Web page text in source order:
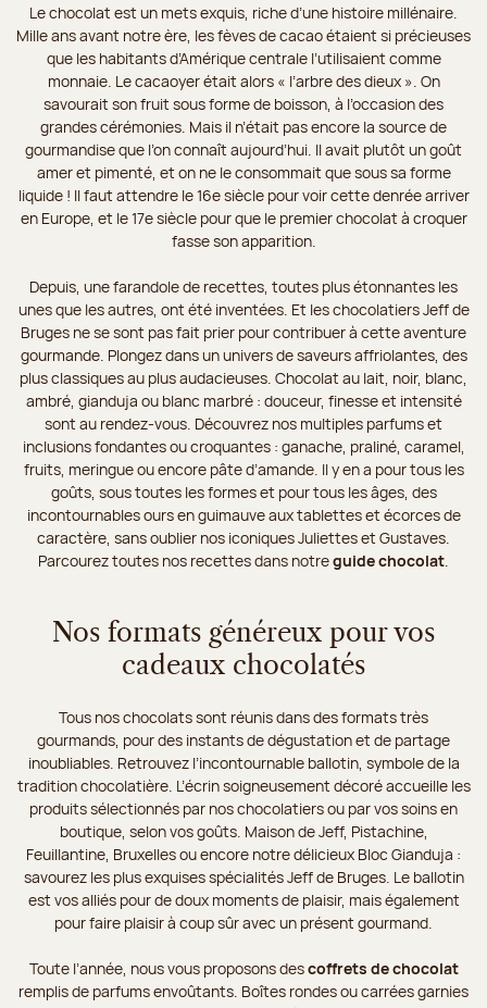
Le chocolat est un mets exquis, riche d’une histoire millénaire.
Mille ans avant notre ère, les fèves de cacao étaient si précieuses
que les habitants d’Amérique centrale l’utilisaient comme
monnaie. Le cacaoyer était alors « l’arbre des dieux ». On
savourait son fruit sous forme de boisson, à l’occasion des
grandes cérémonies. Mais il n’était pas encore la source de
gourmandise que l’on connaît aujourd’hui. Il avait plutôt un goût
amer et pimenté, et on ne le consommait que sous sa forme
liquide ! Il faut attendre le 16e siècle pour voir cette denrée arriver
en Europe, et le 17e siècle pour que le premier chocolat à croquer
fasse son apparition.
Depuis, une farandole de recettes, toutes plus étonnantes les
unes que les autres, ont été inventées. Et les chocolatiers Jeff de
Bruges ne se sont pas fait prier pour contribuer à cette aventure
gourmande. Plongez dans un univers de saveurs affriolantes, des
plus classiques au plus audacieuses. Chocolat au lait, noir, blanc,
ambré, gianduja ou blanc marbré : douceur, finesse et intensité
sont au rendez-vous. Découvrez nos multiples parfums et
inclusions fondantes ou croquantes : ganache, praliné, caramel,
fruits, meringue ou encore pâte d’amande. Il y en a pour tous les
goûts, sous toutes les formes et pour tous les âges, des
incontournables ours en guimauve aux tablettes et écorces de
caractère, sans oublier nos iconiques Juliettes et Gustaves.
Parcourez toutes nos recettes dans notreguide chocolat
Nos formats généreux pour vos
cadeaux chocolatés
Tous nos chocolats sont réunis dans des formats très
gourmands, pour des instants de dégustation et de partage
inoubliables. Retrouvez l’incontournable ballotin, symbole de la
tradition chocolatière. L’écrin soigneusement décoré accueille les
produits sélectionnés par nos chocolatiers ou par vos soins en
boutique, selon vos goûts. Maison de Jeff, Pistachine,
Feuillantine, Bruxelles ou encore notre délicieux Bloc Gianduja :
savourez les plus exquises spécialités Jeff de Bruges. Le ballotin
est vos alliés pour de doux moments de plaisir, mais également
pour faire plaisir à coup sûr avec un présent gourmand.
Toute l’année, nous vous proposons descoffrets de chocolat
remplis de parfums envoûtants. Boîtes rondes ou carrées garnies